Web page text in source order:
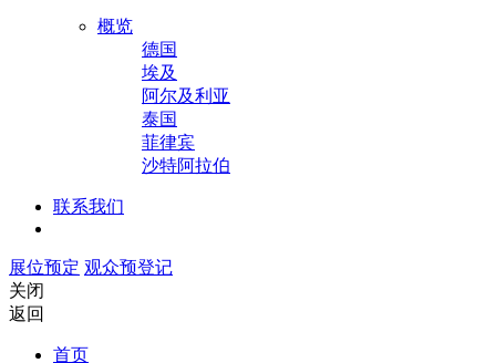
概览
德国
埃及
阿尔及利亚
泰国
菲律宾
沙特阿拉伯
联系我们
展位预定 观众预登记
关闭
返回
首页